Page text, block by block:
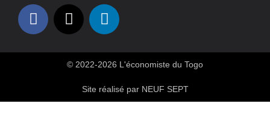
© 2022-2026 L'économiste du Togo
Site réalisé par NEUF SEPT